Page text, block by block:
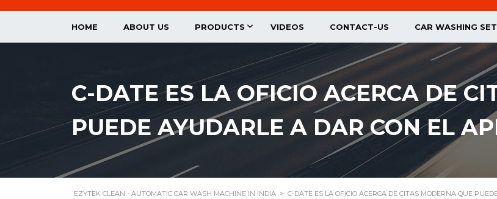
HOME ABOUT US PRODUCTS VIDEOS CONTACT-US CAR WASHING
C-DATE ES LA OFICIO ACERCA DE
PUEDE AYUDARLE A DAR CON EL
EZYTEK CLEAN - AUTOMATIC CAR WASH MACHINE IN INDIA > C-DATE ES LA OFICIO ACERCA DE CITAS MODERNA QUE